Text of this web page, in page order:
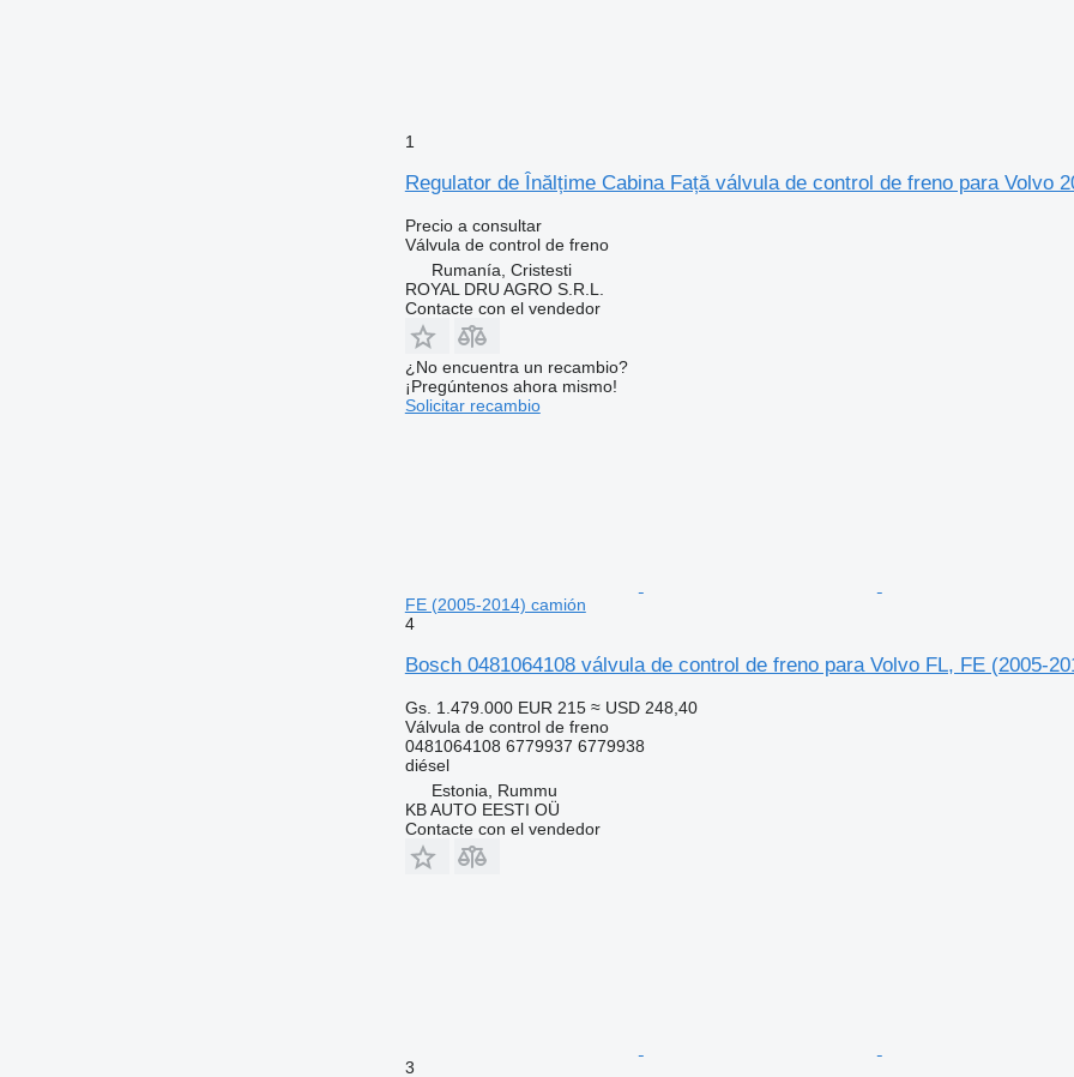
1
Regulator de Înălțime Cabina Față válvula de control de freno para Volvo
Precio a consultar
Válvula de control de freno
Rumanía, Cristesti
ROYAL DRU AGRO S.R.L.
Contacte con el vendedor
¿No encuentra un recambio?
¡Pregúntenos ahora mismo!
Solicitar recambio
FE (2005-2014) camión
4
Bosch 0481064108 válvula de control de freno para Volvo FL, FE (2005-
Gs. 1.479.000 EUR 215 ≈ USD 248,40
Válvula de control de freno
0481064108 6779937 6779938
diésel
Estonia, Rummu
KB AUTO EESTI OÜ
Contacte con el vendedor
3